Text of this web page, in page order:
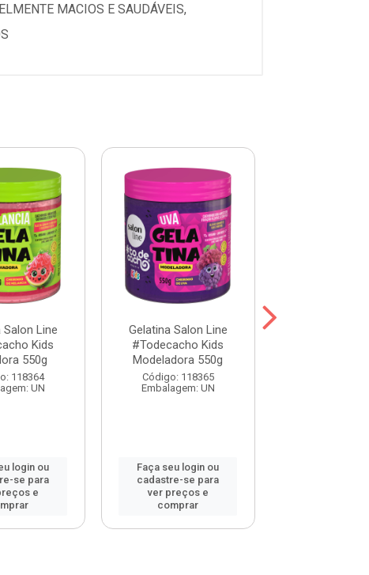
MACIOS E SAUDÁVEIS,
Salon Line
Kids
550g
118364
UN
login ou
se para
e
Gelatina Salon Line
#Todecacho Kids
Modeladora 550g
Código: 118365
Embalagem: UN
Faça seu login ou
cadastre-se para
ver preços e
comprar